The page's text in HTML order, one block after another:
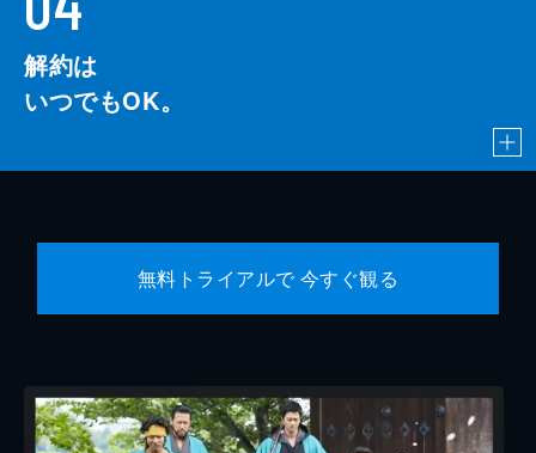
解約は
いつでもOK。
無料トライアルで 今すぐ観る